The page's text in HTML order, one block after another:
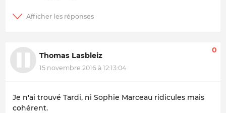
Thomas Lasbleiz
15 novembre 2016 à 12:13:04
0
Je n'ai trouvé Tardi, ni Sophie Marceau ridicules mais
cohérent.